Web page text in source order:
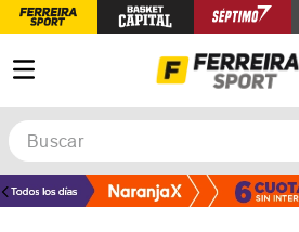
Buscar
TÉRMINOS MÁS BUSCADOS